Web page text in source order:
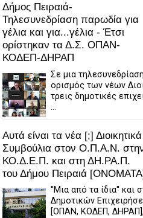
Δήμος Πειραιά-
Τηλεσυνεδρίαση παρωδία για
γέλια και για...γέλια - Έτσι
ορίστηκαν τα Δ.Σ. ΟΠΑΝ-
ΚΟΔΕΠ-ΔΗΡΑΠ
Σε μια
ορισμός των νέων
τρεις δημοτικές
...
Αυτά είναι τα νέα [;] Διοικητικά
Συμβούλια στον Ο.Π.Α.Ν.
ΚΟ.Δ.Ε.Π. και στη ΔΗ.ΡΑ.Π.
του Δήμου Πειραιά
''Μια από τα ίδια'' και
Δημοτικών
[ΟΠΑΝ, ΚΟΔΕΠ,